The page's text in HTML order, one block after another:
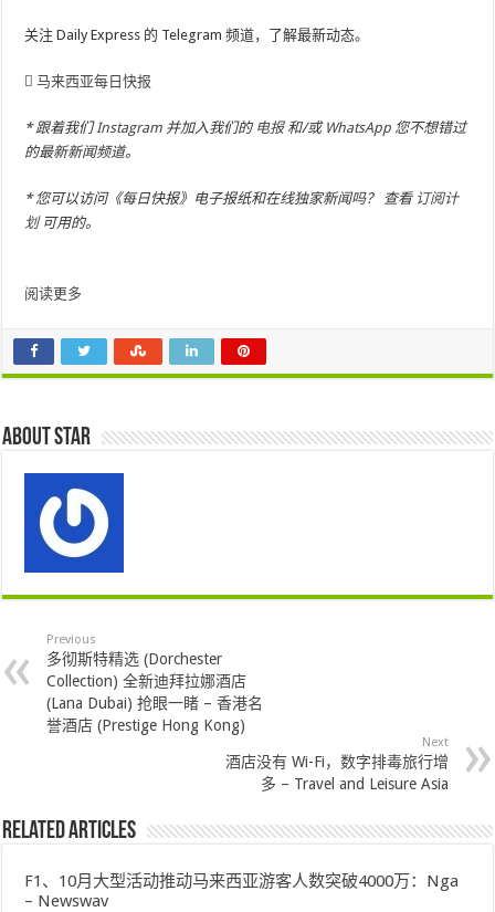
关注 Daily Express 的 Telegram 频道，了解最新动态。
马来西亚每日快报
* 跟着我们Instagram 并加入我们的 电报和/或 WhatsApp 您不想错过
的最新新闻频道。
* 您可以访问《每日快报》电子报纸和在线独家新闻吗？ 查看 订阅计
划可用的。
阅读更多
About star
Previous
多彻斯特精选 (Dorchester
Collection) 全新迪拜拉娜酒店
(Lana Dubai) 抢眼一睹 – 香港名
誉酒店 (Prestige Hong Kong)
Next
酒店没有 Wi-Fi，数字排毒旅行增
多 – Travel and Leisure Asia
Related Articles
F1、10月大型活动推动马来西亚游客人数突破4000万：Nga
– Newswav